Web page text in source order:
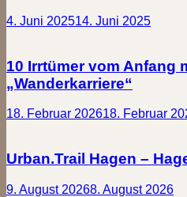
4. Juni 202514. Juni 2025
10 Irrtümer vom Anfang
„Wanderkarriere“
18. Februar 202618. Februar
Urban.Trail Hagen –
9. August 20268. August 2026